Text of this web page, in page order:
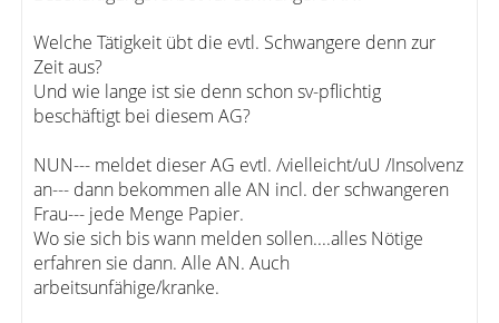
Welche Tätigkeit übt die evtl. Schwangere denn zur
Zeit aus?
Und wie lange ist sie denn schon sv-pflichtig
beschäftigt bei diesem AG?
NUN--- meldet dieser AG evtl. /vielleicht/uU /Insolvenz
an--- dann bekommen alle AN incl. der schwangeren
Frau--- jede Menge Papier.
Wo sie sich bis wann melden sollen....alles Nötige
erfahren sie dann. Alle AN. Auch
arbeitsunfähige/kranke.